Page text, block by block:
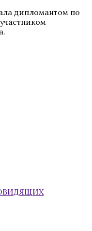
дипломантом по